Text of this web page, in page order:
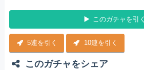
このガチャを引く
5連を引く 10連を引く
このガチャをシェア